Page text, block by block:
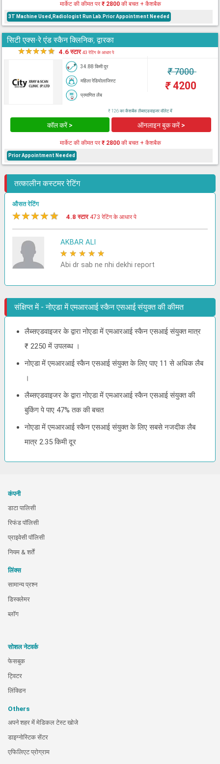
मार्केट की कीमत पर₹ 2800 की बचत + कैशबैक
3T Machine Used,Radiologist Run Lab.Prior Appointment Needed
सिटी एक्स-रे एंड स्कैन क्लिनिक, द्वारका
★★★★★ 4.6 स्टार43 रेटिंग के आधार पे
34.88 किमी दूर
महिला रेडियोलाजिस्ट
प्रमाणित लैब
₹7000
₹4200
₹ 126 का कैशबैक लैब्सएडवाइजर वॉलेट में
कॉल करें > ऑनलाइन बुक करें >
मार्केट की कीमत पर₹ 2800 की बचत + कैशबैक
Prior Appointment Needed
तत्कालीन कस्टमर रेटिंग
औसत रेटिंग
★★★★★ 4.8 स्टार 473 रेटिंग के आधार पे
AKBAR ALI
★ ★ ★ ★ ★
Abi dr sab ne nhi dekhi report
संक्षिप्त में - नोएडा में एमआरआई स्कैन एसआई संयुक्त की कीमत
लैब्सएडवाइजर के द्वारा नोएडा में एमआरआई स्कैन एसआई संयुक्त मात्र
₹ 2250 में उपलब्ध ।
नोएडा में एमआरआई स्कैन एसआई संयुक्त के लिए पाए 11 से अधिक लैब
।
लैब्सएडवाइजर के द्वारा नोएडा में एमआरआई स्कैन एसआई संयुक्त की
बुकिंग पे पाए 47% तक की बचत
नोएडा में एमआरआई स्कैन एसआई संयुक्त के लिए सबसे नजदीक लैब
मात्र 2.35 किमी दूर
कंपनी
डाटा पालिसी
रिफंड पॉलिसी
प्राइवेसी पॉलिसी
नियम & शर्तें
लिंक्स
सामान्य प्रश्न
डिस्क्लेमर
ब्लॉग
सोशल नेटवर्क
फेसबुक
ट्विटर
लिंक्डिन
Others
अपने शहर में मेडिकल टेस्ट खोजे
डाइग्नोस्टिक सेंटर
एफिलिएट प्रोग्राम